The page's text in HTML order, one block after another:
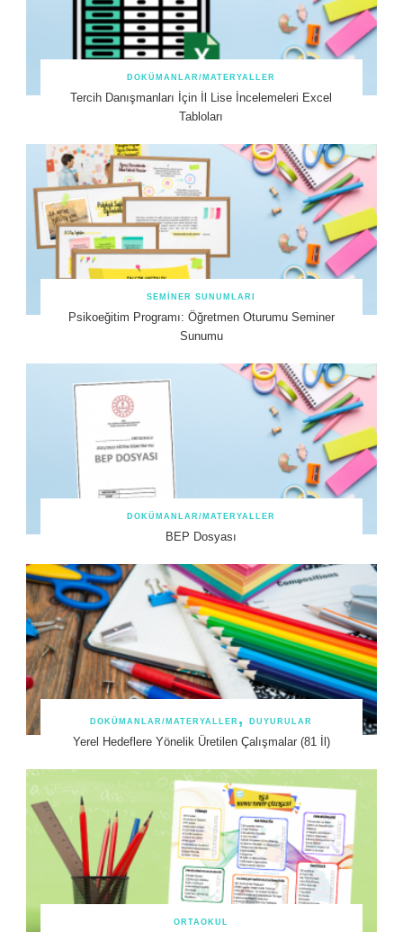
DOKÜMANLAR/MATERYALLER
Tercih Danışmanları İçin İl Lise İncelemeleri Excel
Tabloları
SEMINER SUNUMLARI
Psikoeğitim Programı: Öğretmen Oturumu Seminer
Sunumu
DOKÜMANLAR/MATERYALLER
BEP Dosyası
DOKÜMANLAR/MATERYALLER DUYURULAR
Yerel Hedeflere Yönelik Üretilen Çalışmalar (81 İl)
ORTAOKUL